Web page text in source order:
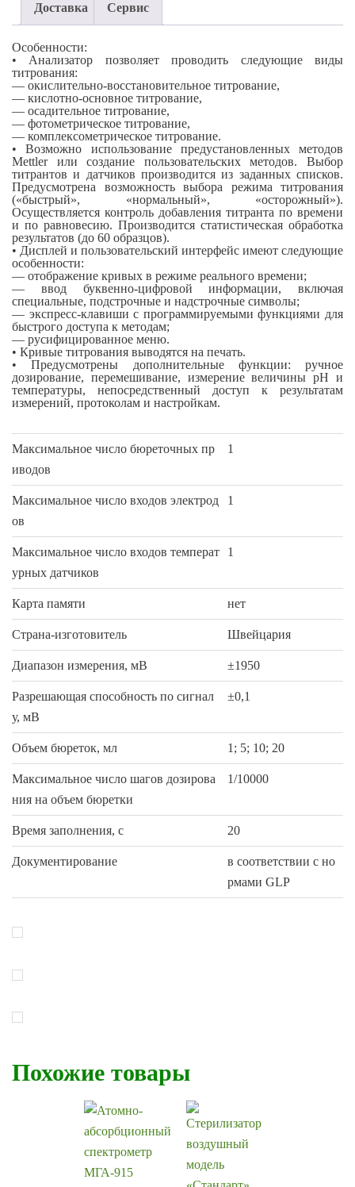
Доставка Сервис
Особенности:
• Анализатор позволяет проводить следующие виды
титрования:
— окислительно-восстановительное титрование,
— кислотно-основное титрование,
— осадительное титрование,
— фотометрическое титрование,
— комплексометрическое титрование.
• Возможно использование предустановленных методов
Mettler или создание пользовательских методов. Выбор
титрантов и датчиков производится из заданных списков.
Предусмотрена возможность выбора режима титрования
(«быстрый», «нормальный», «осторожный»).
Осуществляется контроль добавления титранта по времени
и по равновесию. Производится статистическая обработка
результатов (до 60 образцов).
• Дисплей и пользовательский интерфейс имеют следующие
особенности:
— отображение кривых в режиме реального времени;
— ввод буквенно-цифровой информации, включая
специальные, подстрочные и надстрочные символы;
— экспресс-клавиши с программируемыми функциями для
быстрого доступа к методам;
— русифицированное меню.
• Кривые титрования выводятся на печать.
• Предусмотрены дополнительные функции: ручное
дозирование, перемешивание, измерение величины pH и
температуры, непосредственный доступ к результатам
измерений, протоколам и настройкам.
Максимальное число бюреточных пр
иводов
1
Максимальное число входов электрод
ов
1
Максимальное число входов температ
урных датчиков
1
Карта памяти нет
Страна-изготовитель Швейцария
Диапазон измерения, мВ ±1950
Разрешающая способность по сигнал
у, мВ
±0,1
Объем бюреток, мл 1; 5; 10; 20
Максимальное число шагов дозирова
ния на объем бюретки
1/10000
Время заполнения, с 20
Документирование
в соответствии с но
рмами GLP
Похожие товары